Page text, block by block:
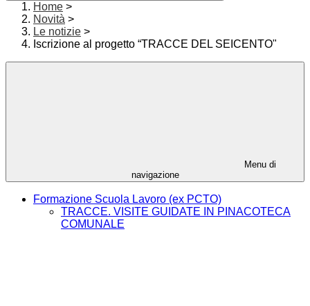
Home >
Novità >
Le notizie >
Iscrizione al progetto “TRACCE DEL SEICENTO"
Menu di
navigazione
Formazione Scuola Lavoro (ex PCTO)
TRACCE. VISITE GUIDATE IN PINACOTECA
COMUNALE